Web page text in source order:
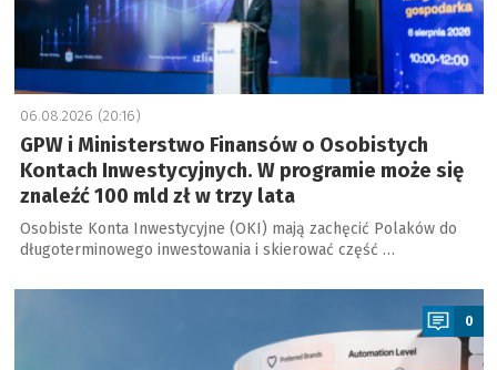
06.08.2026 (20:16)
GPW i Ministerstwo Finansów o Osobistych
Kontach Inwestycyjnych. W programie może się
znaleźć 100 mld zł w trzy lata
Osobiste Konta Inwestycyjne (OKI) mają zachęcić Polaków do
długoterminowego inwestowania i skierować część …
a
0